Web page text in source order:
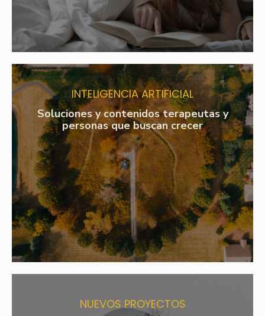
INTELIGENCIA ARTIFICIAL
Soluciones y contenidos terapeutas y
personas que buscan crecer
NUEVOS PROYECTOS​